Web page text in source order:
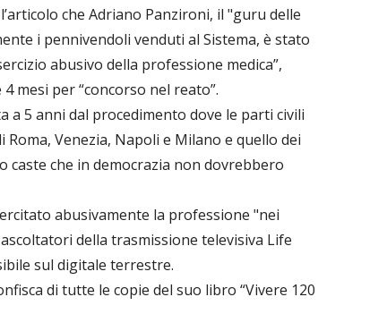
che Adriano Panzironi, il "guru delle
i pennivendoli venduti al Sistema, è stato
abusivo della professione medica”,
mesi per “concorso nel reato”.
a 5 anni dal procedimento dove le parti civili
Venezia, Napoli e Milano e quello dei
caste che in democrazia non dovrebbero
abusivamente la professione "nei
della trasmissione televisiva Life
sul digitale terrestre.
di tutte le copie del suo libro “Vivere 120